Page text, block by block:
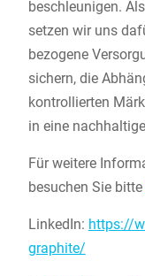
beschleunigen.
setzen wir uns
bezogene
sichern, die
kontrollierten
in eine
Für weitere
besuchen Sie bitte
LinkedIn: https://
graphite/